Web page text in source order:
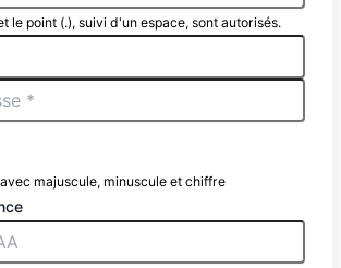
le point (.), suivi d'un espace, sont autorisés.
majuscule, minuscule et chiffre